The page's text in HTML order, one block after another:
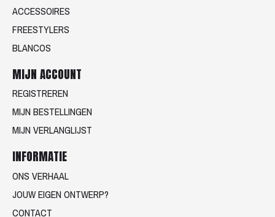
ACCESSOIRES
FREESTYLERS
BLANCOS
MIJN ACCOUNT
REGISTREREN
MIJN BESTELLINGEN
MIJN VERLANGLIJST
INFORMATIE
ONS VERHAAL
JOUW EIGEN ONTWERP?
CONTACT